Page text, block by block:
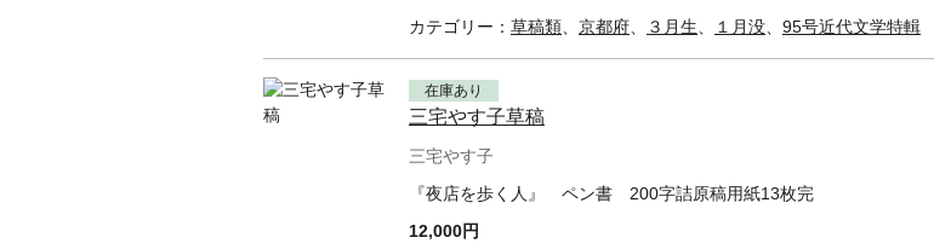
カテゴリー： 草稿類 京都府 ３月生 １月没 95号近代文学特輯
在庫あり
三宅やす子草稿
三宅やす子
『夜店を歩く人』 ペン書 200字詰原稿用紙13枚完
12,000円